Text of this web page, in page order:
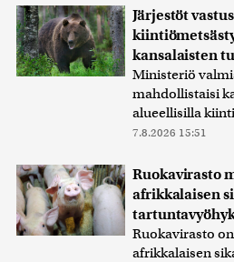
Järjestöt
kansalaisten
Ministeriö
mahdollistaisi
alueellisilla
7.8.2026 15:51
Ruokavirasto
afrikkalaisen
Ruokavirasto
afrikkalaisen